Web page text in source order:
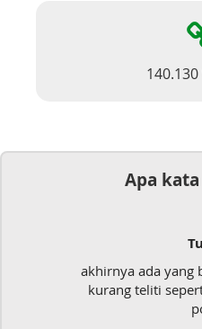
Apa
akhirnya ada yang
kurang teliti